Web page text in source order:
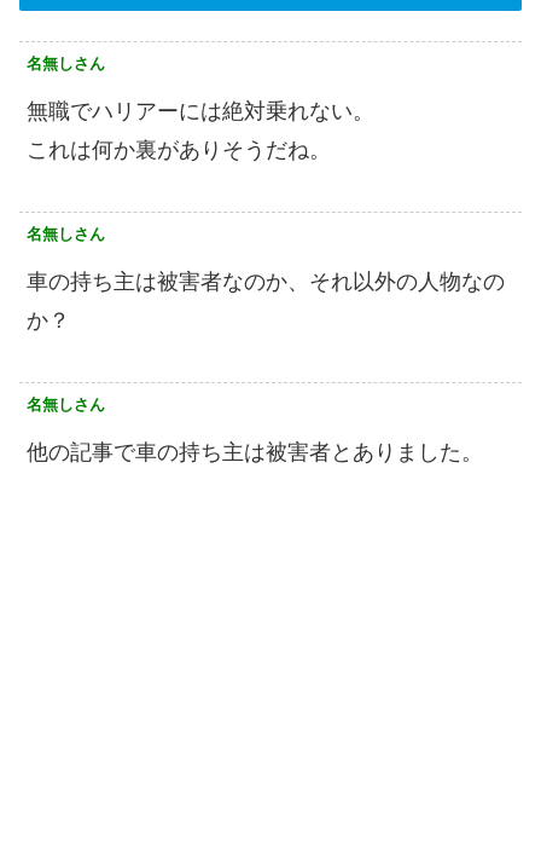
名無しさん
無職でハリアーには絶対乗れない。
これは何か裏がありそうだね。
名無しさん
車の持ち主は被害者なのか、それ以外の人物なの
か？
名無しさん
他の記事で車の持ち主は被害者とありました。